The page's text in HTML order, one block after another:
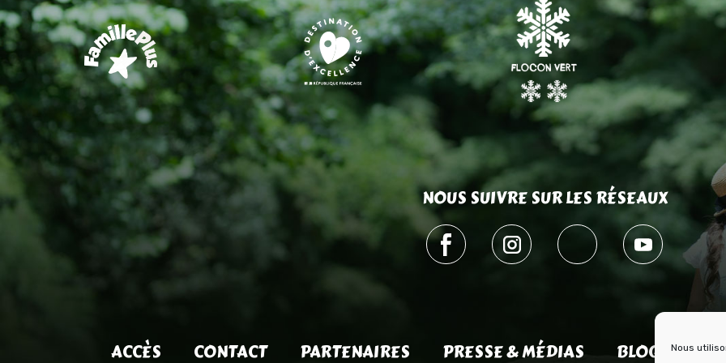
Nous
NOUS SUIVRE SUR LES RÉSEAUX
ACCÈS CONTACT PARTENAIRES PRESSE & MÉDIAS BLOG